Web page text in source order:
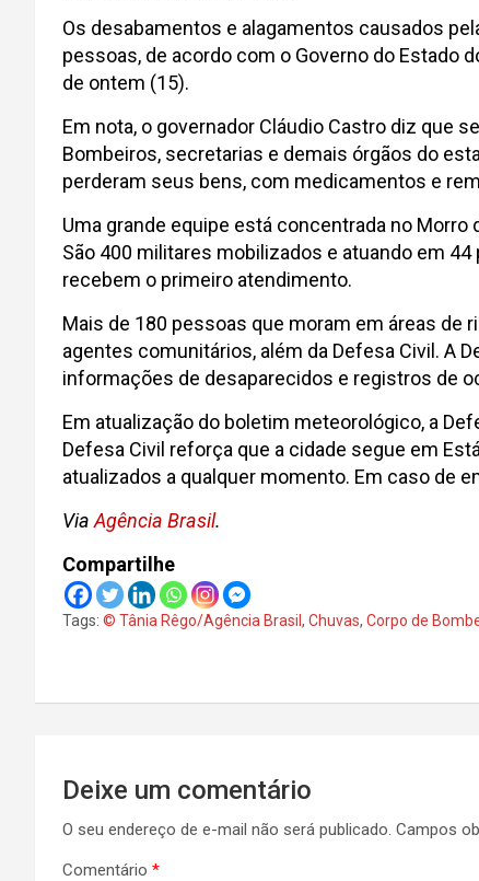
Os desabamentos e alagamentos causados
pessoas, de acordo com o Governo do Estado
de ontem (15).
Em nota, o governador Cláudio Castro diz que
Bombeiros, secretarias e demais órgãos do
perderam seus bens, com medicamentos e
Uma grande equipe está concentrada no Morro
São 400 militares mobilizados e atuando em
recebem o primeiro atendimento.
Mais de 180 pessoas que moram em áreas de
agentes comunitários, além da Defesa Civil. A
informações de desaparecidos e registros de
Em atualização do boletim meteorológico, a
Defesa Civil reforça que a cidade segue em
atualizados a qualquer momento. Em caso de
Via Agência Brasil.
Compartilhe
Tags: © Tânia Rêgo/Agência Brasil , Chuvas, Corpo de
de
Post
Deixe um comentário
O seu endereço de e-mail não será publicado. Campos
Comentário *